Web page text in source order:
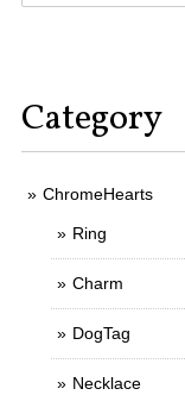
Category
ChromeHearts
Ring
Charm
DogTag
Necklace